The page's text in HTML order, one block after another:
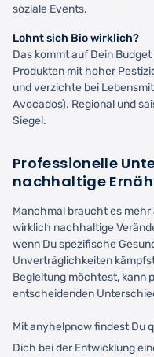
soziale Events.
Lohnt sich Bio wirklich?
Das kommt auf Dein
Produkten mit hoher
und verzichte bei
Avocados). Regional und
Siegel.
Professionelle
nachhaltige
Manchmal braucht es
wirklich nachhaltige
wenn Du spezifische
Unverträglichkeiten
Begleitung möchtest, kann
entscheidenden
Mit anyhelpnow findest Du
Dich bei der Entwicklung